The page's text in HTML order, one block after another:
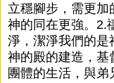
立穩腳步，需更加
神的同在更強。2.
淨，潔淨我們的是
神的殿的建造，基
團體的生活，與